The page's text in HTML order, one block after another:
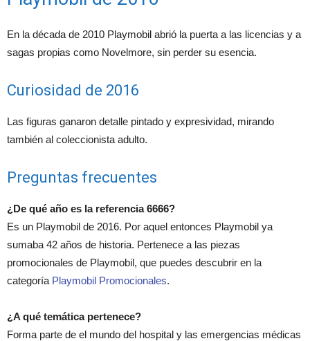
En la década de 2010 Playmobil abrió la puerta a las licencias y a
sagas propias como Novelmore, sin perder su esencia.
Curiosidad de 2016
Las figuras ganaron detalle pintado y expresividad, mirando
también al coleccionista adulto.
Preguntas frecuentes
¿De qué año es la referencia 6666?
Es un Playmobil de 2016. Por aquel entonces Playmobil ya
sumaba 42 años de historia. Pertenece a las piezas
promocionales de Playmobil, que puedes descubrir en la
categoría Playmobil Promocionales.
¿A qué temática pertenece?
Forma parte de el mundo del hospital y las emergencias médicas